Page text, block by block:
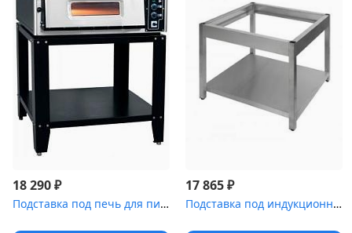
18 290₽
Подставка под печь для пиццы ABAT ПЭП-4 [ПП-4]
17 865₽
Подставка под индукционную плиту ПИ [4-98]